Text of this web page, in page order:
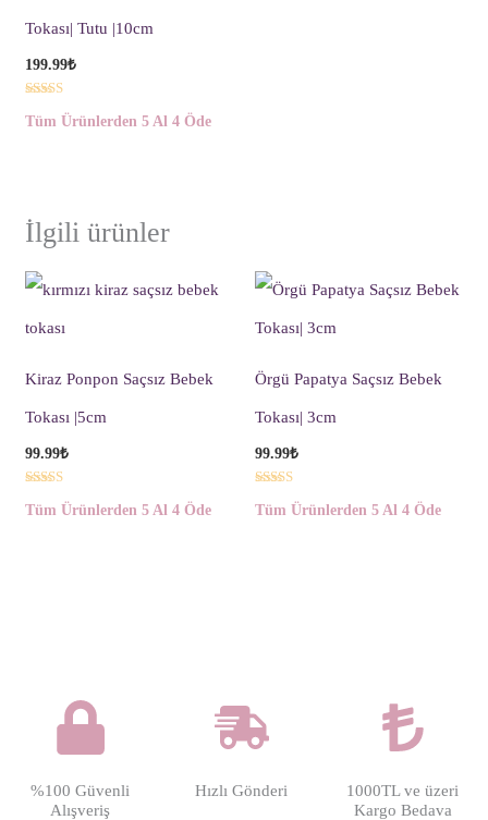
Tokası| Tutu |10cm
199.99₺
5 üzerinden
5.00
Tüm Ürünlerden 5 Al 4 Öde
İlgili ürünler
Kiraz Ponpon Saçsız Bebek
Tokası |5cm
99.99₺
5 üzerinden
5.00
Tüm Ürünlerden 5 Al 4 Öde
Örgü Papatya Saçsız Bebek
Tokası| 3cm
99.99₺
5 üzerinden
5.00
Tüm Ürünlerden 5 Al 4 Öde
%100 Güvenli
Alışveriş
Hızlı Gönderi
1000TL ve üzeri
Kargo Bedava